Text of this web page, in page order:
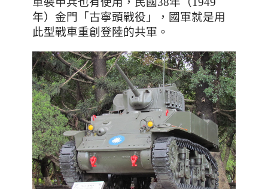
年）金門
「古寧頭戰役」，國軍就是用
此型戰車重創登陸的共軍。